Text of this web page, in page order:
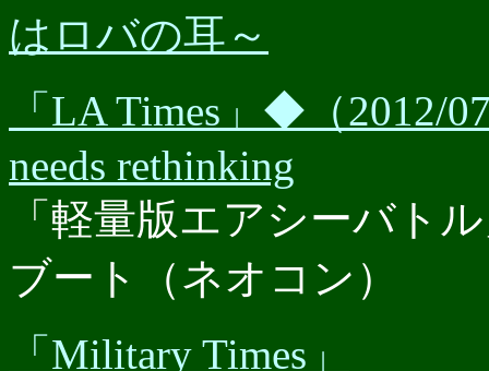
はロバの耳～
「LA Times」◆（2012/
needs rethinking
「軽量版エアシーバト
ブート（ネオコン）
「Military Times」